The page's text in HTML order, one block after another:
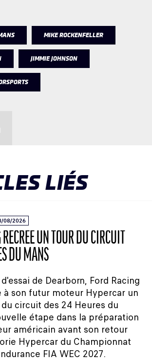
MIKE ROCKENFELLER
JIMMIE JOHNSON
LIÉS
08/2026
UN TOUR DU CIRCUIT
DU MANS
de Dearborn, Ford Racing
à son futur moteur Hypercar un
circuit des 24 Heures du
étape dans la préparation
américain avant son retour
Hypercar du Championnat
FIA WEC 2027.